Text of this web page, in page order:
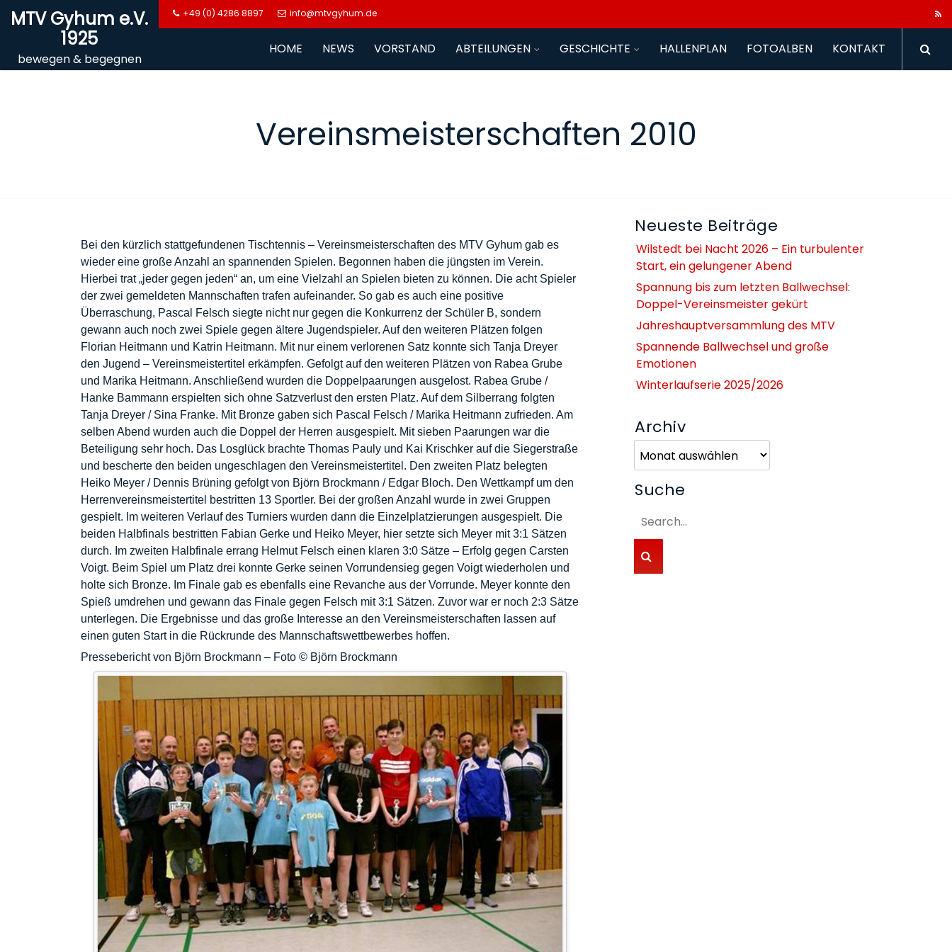
SkipMTV Gyhum e.V.
1925
bewegen & begegnen
+49 (0) 4286 8897 info@mtvgyhum.de
HOME NEWS VORSTAND ABTEILUNGEN GESCHICHTE HALLENPLAN FOTOALBEN KONTAKT
Vereinsmeisterschaften 2010
Bei den kürzlich stattgefundenen Tischtennis – Vereinsmeisterschaften des MTV Gyhum gab es
wieder eine große Anzahl an spannenden Spielen. Begonnen haben die jüngsten im Verein.
Hierbei trat „jeder gegen jeden“ an, um eine Vielzahl an Spielen bieten zu können. Die acht Spieler
der zwei gemeldeten Mannschaften trafen aufeinander. So gab es auch eine positive
Überraschung, Pascal Felsch siegte nicht nur gegen die Konkurrenz der Schüler B, sondern
gewann auch noch zwei Spiele gegen ältere Jugendspieler. Auf den weiteren Plätzen folgen
Florian Heitmann und Katrin Heitmann. Mit nur einem verlorenen Satz konnte sich Tanja Dreyer
den Jugend – Vereinsmeistertitel erkämpfen. Gefolgt auf den weiteren Plätzen von Rabea Grube
und Marika Heitmann. Anschließend wurden die Doppelpaarungen ausgelost. Rabea Grube /
Hanke Bammann erspielten sich ohne Satzverlust den ersten Platz. Auf dem Silberrang folgten
Tanja Dreyer / Sina Franke. Mit Bronze gaben sich Pascal Felsch / Marika Heitmann zufrieden. Am
selben Abend wurden auch die Doppel der Herren ausgespielt. Mit sieben Paarungen war die
Beteiligung sehr hoch. Das Losglück brachte Thomas Pauly und Kai Krischker auf die Siegerstraße
und bescherte den beiden ungeschlagen den Vereinsmeistertitel. Den zweiten Platz belegten
Heiko Meyer / Dennis Brüning gefolgt von Björn Brockmann / Edgar Bloch. Den Wettkampf um den
Herrenvereinsmeistertitel bestritten 13 Sportler. Bei der großen Anzahl wurde in zwei Gruppen
gespielt. Im weiteren Verlauf des Turniers wurden dann die Einzelplatzierungen ausgespielt. Die
beiden Halbfinals bestritten Fabian Gerke und Heiko Meyer, hier setzte sich Meyer mit 3:1 Sätzen
durch. Im zweiten Halbfinale errang Helmut Felsch einen klaren 3:0 Sätze – Erfolg gegen Carsten
Voigt. Beim Spiel um Platz drei konnte Gerke seinen Vorrundensieg gegen Voigt wiederholen und
holte sich Bronze. Im Finale gab es ebenfalls eine Revanche aus der Vorrunde. Meyer konnte den
Spieß umdrehen und gewann das Finale gegen Felsch mit 3:1 Sätzen. Zuvor war er noch 2:3 Sätze
unterlegen. Die Ergebnisse und das große Interesse an den Vereinsmeisterschaften lassen auf
einen guten Start in die Rückrunde des Mannschaftswettbewerbes hoffen.
Pressebericht von Björn Brockmann – Foto © Björn Brockmann
Neueste Beiträge
Wilstedt bei Nacht 2026 – Ein turbulenter
Start, ein gelungener Abend
Spannung bis zum letzten Ballwechsel:
Doppel-Vereinsmeister gekürt
Jahreshauptversammlung des MTV
Spannende Ballwechsel und große
Emotionen
Winterlaufserie 2025/2026
Archiv
Suche